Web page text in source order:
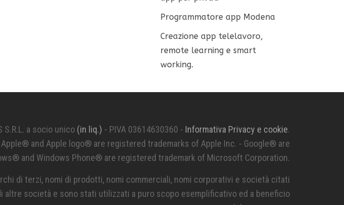
Programmatore app Modena
Creazione app telelavoro,
remote learning e smart
working.
S.R.L. a socio unico (in liq.) - PIVA 03614630360 - Informativa Privacy e cookie.
and Apple logo® are registered trademarks of Apple Inc. - Google® are
and Windows Phone® are registered trademark of Microsoft Corporation.
di terzi, nomi di prodotti, nomi commerciali, nomi corporativi e società citati
società e sono stati utilizzati a puro scopo esemplificativo ed a beneficio